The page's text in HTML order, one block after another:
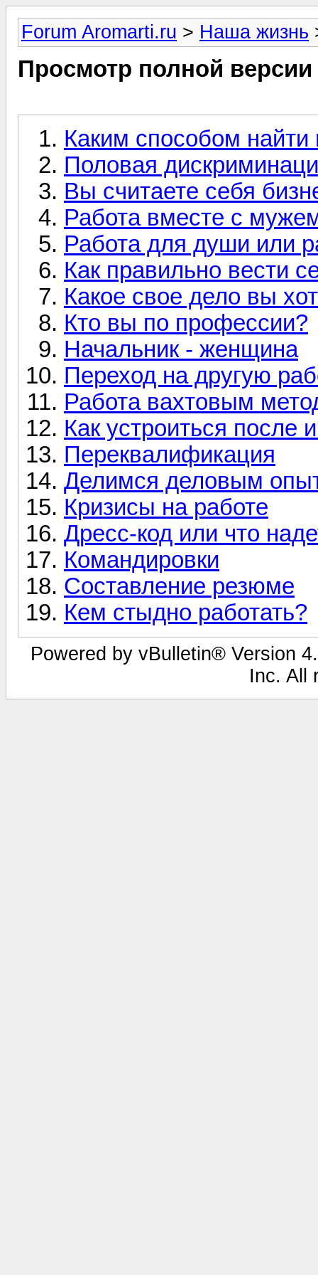
Forum Aromarti.ru > Наша жизнь
Просмотр полной
Каким способом найти
Половая
Вы считаете себя
Работа вместе с
Работа для души или
Как правильно вести
Какое свое дело вы
Кто вы по профессии?
Начальник - женщина
Переход на другую
Работа вахтовым
Как устроиться после
Переквалификация
Делимся деловым
Кризисы на работе
Дресс-код или что
Командировки
Составление резюме
Кем стыдно работать?
Powered by vBulletin® Version
Inc. All